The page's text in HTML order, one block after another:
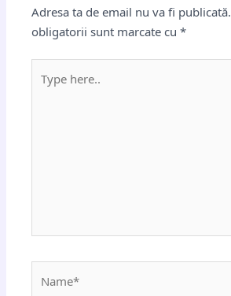
Adresa ta de email nu va fi publicată.
obligatorii sunt marcate cu*
here..